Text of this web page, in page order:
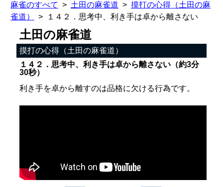
麻雀のすべて 土田の麻雀道
摸打の心得（土田の麻
雀道）
１４２．思考中、利き手は卓から離さない
土田の麻雀道
摸打の心得（土田の麻雀道）
１４２．思考中、利き手は卓から離さない（約3分
30秒）
利き手を卓から離すのは品格に欠ける行為です。